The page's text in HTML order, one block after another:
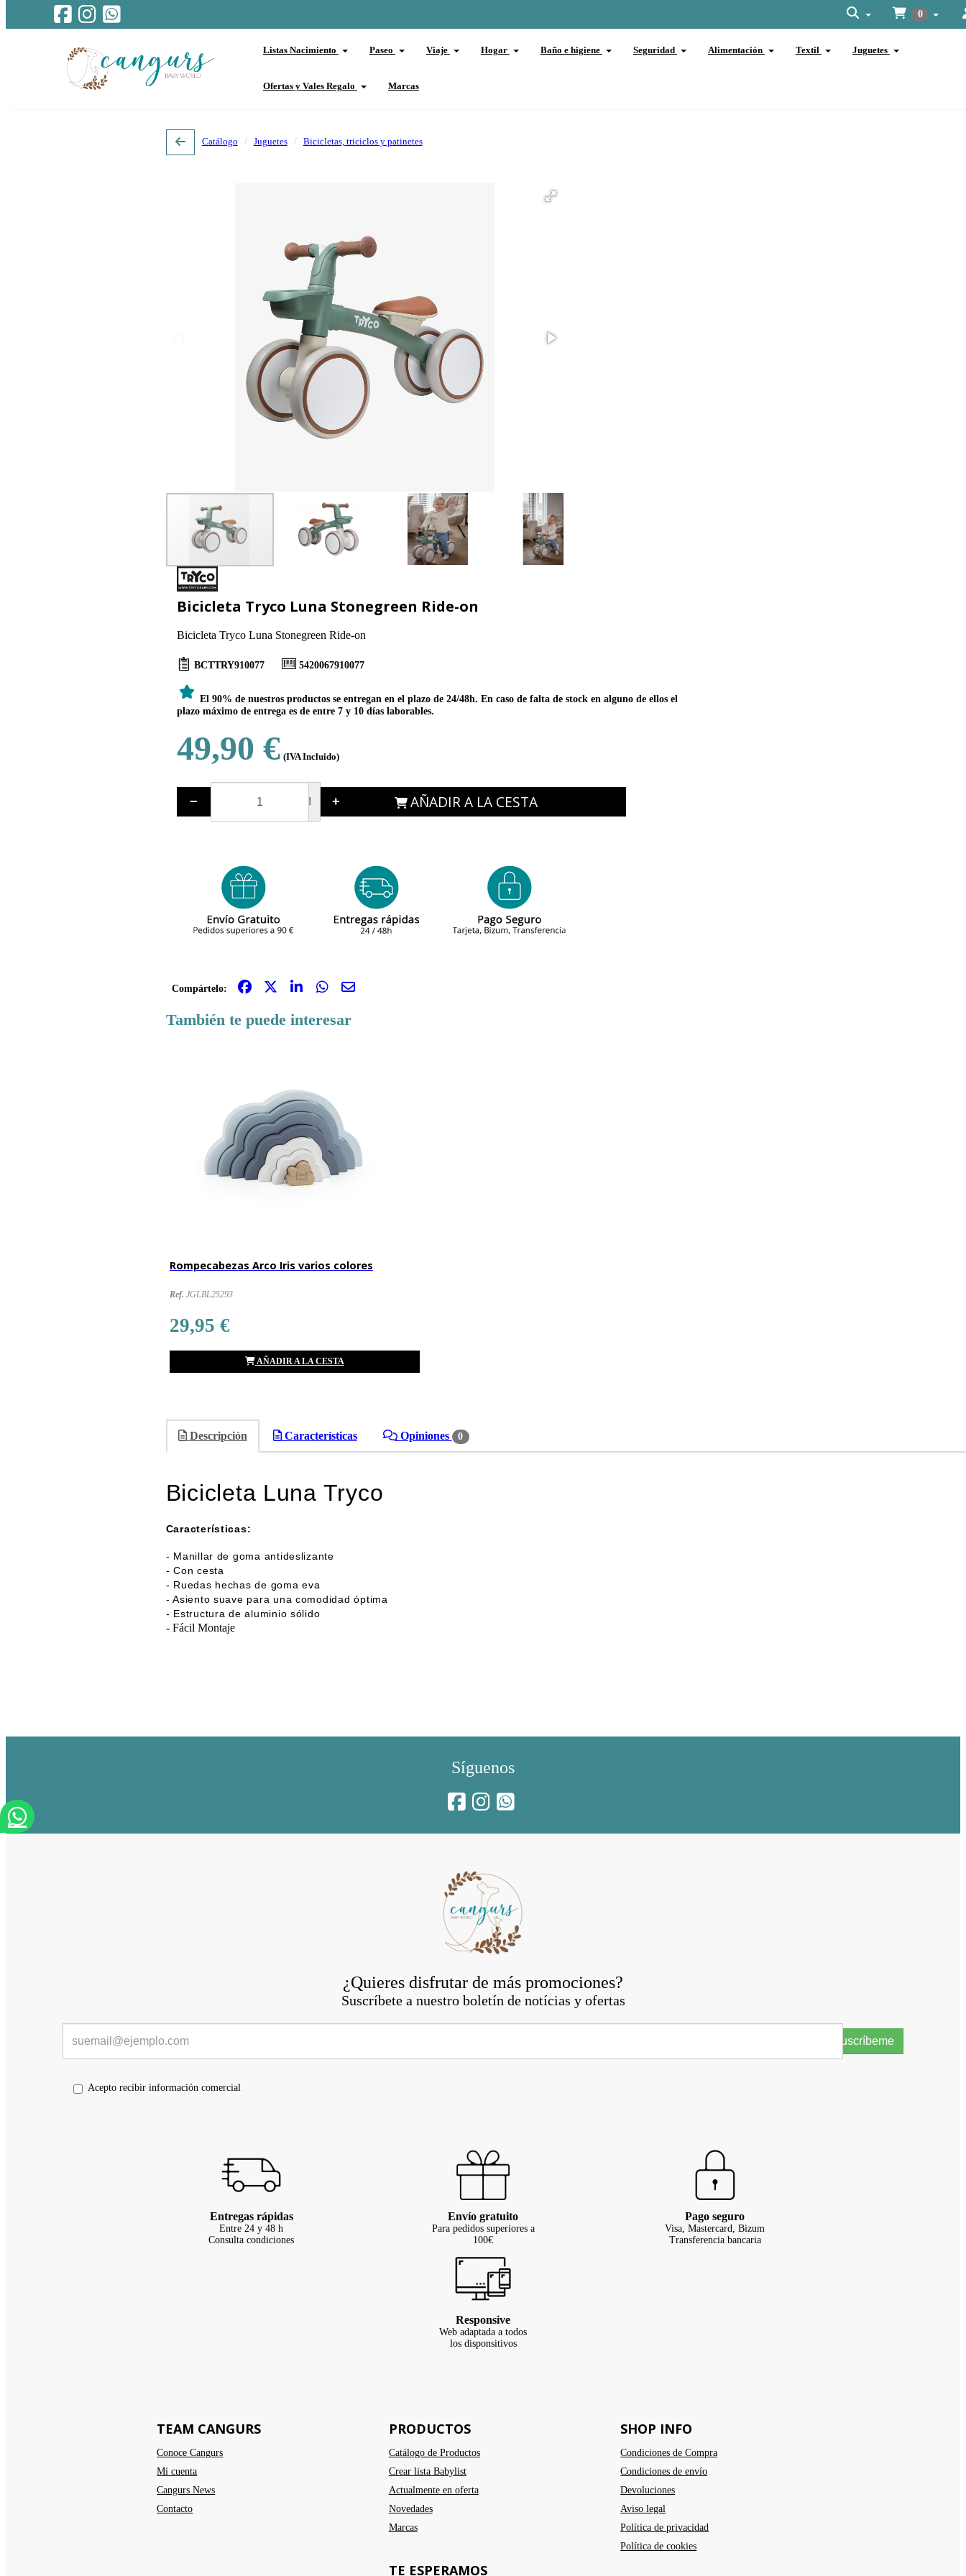
0
Listas Nacimiento Paseo Viaje Hogar Baño e higiene Seguridad Alimentación Textil Juguetes
Ofertas y Vales Regalo Marcas
Catálogo Juguetes Bicicletas, triciclos y patinetes
Bicicleta Tryco Luna Stonegreen Ride-on
Bicicleta Tryco Luna Stonegreen Ride-on
BCTTRY910077 5420067910077
El 90% de nuestros productos se entregan en el plazo de 24/48h. En caso de falta de stock en alguno de ellos el
plazo máximo de entrega es de entre 7 y 10 días laborables.
49,90 € (IVA Incluido)
− ud + AÑADIR A LA CESTA
Compártelo:
También te puede interesar
Rompecabezas Arco Iris varios colores
Ref. JGLBL25293
29,95 €
AÑADIR A LA CESTA
Descripción Características Opiniones 0
Bicicleta Luna Tryco
Características:
- Manillar de goma antideslizante
- Con cesta
- Ruedas hechas de goma eva
- Asiento suave para una comodidad óptima
- Estructura de aluminio sólido
- Fácil Montaje
Síguenos
¿Quieres disfrutar de más promociones?
Suscríbete a nuestro boletín de notícias y ofertas
Suscríbeme
Acepto recibir información comercial
Entregas rápidas
Entre 24 y 48 h
Consulta condiciones
Envío gratuito
Para pedidos superiores a
100€
Pago seguro
Visa, Mastercard, Bizum
Transferencia bancaria
Responsive
Web adaptada a todos
los disponsitivos
TEAM CANGURS
Conoce Cangurs
Mi cuenta
Cangurs News
Contacto
PRODUCTOS
Catálogo de Productos
Crear lista Babylist
Actualmente en oferta
Novedades
Marcas
SHOP INFO
Condiciones de Compra
Condiciones de envío
Devoluciones
Aviso legal
Política de privacidad
Política de cookies
TE ESPERAMOS